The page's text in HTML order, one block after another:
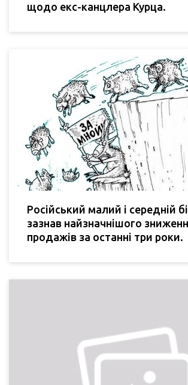
щодо екс-канцлера Курца.
Російський малий і середній
зазнав найзначнішого
продажів за останні три роки.